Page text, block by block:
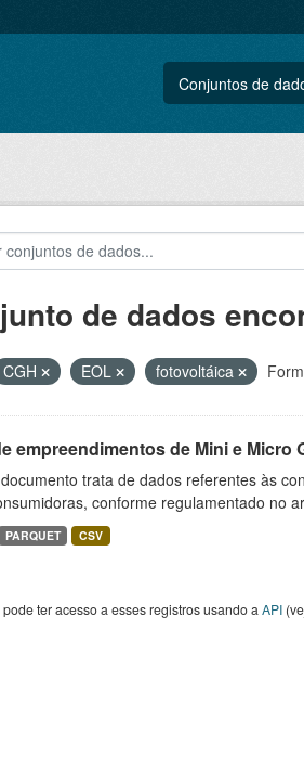
Conjuntos de
de dados
CGH EOL fotovoltáica
empreendimentos de Mini e
trata de dados referentes às
conforme regulamentado no
PARQUET CSV
ter acesso a esses registros usando a API